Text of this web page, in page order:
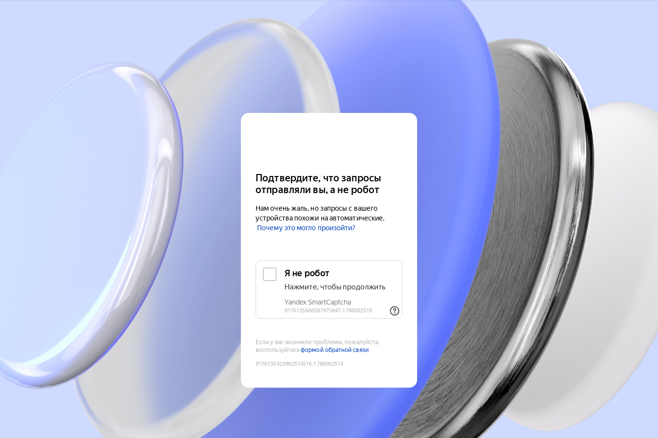
Подтвердите, что запросы
отправляли вы, а не робот
Нам очень жаль, но запросы с вашего
устройства похожи на автоматические.
Почему это могло произойти?
Если у вас возникли проблемы, пожалуйста,
воспользуйтесьформой обратной связи
9176135423962514516:1786002514